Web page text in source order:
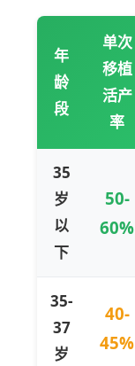
年
龄
段
单次
移植
活产
率
35
岁
以
下
50-
60%
35-
37
岁
40-
45%